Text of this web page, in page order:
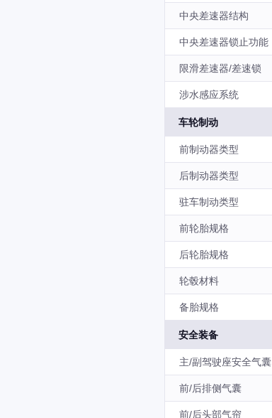
中央差速器结构
中央差速器锁止功能
限滑差速器/差速锁
涉水感应系统
车轮制动
前制动器类型
后制动器类型
驻车制动类型
前轮胎规格
后轮胎规格
轮毂材料
备胎规格
安全装备
主/副驾驶座安全气囊
前/后排侧气囊
前/后头部气帘